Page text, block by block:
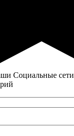
Социальные сети